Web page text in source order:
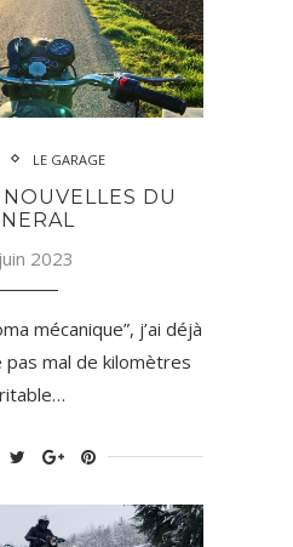
LE GARAGE
DU
2023
mécanique”, j’ai déjà
pas mal de kilomètres